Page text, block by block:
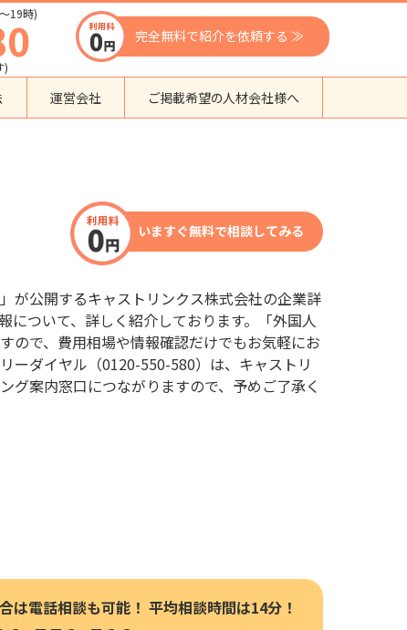
19時)
)
完全無料で紹介を依頼する ≫
登録支援機関
外国人紹介会社
外国人派遣会社
送り出し機関
運営会社 ご掲載希望の人材会社様へ
いますぐ無料で相談してみる
が公開するキャストリンクス株式会社の企業詳
について、詳しく紹介しております。「外国人
ので、費用相場や情報確認だけでもお気軽にお
ーダイヤル（0120-550-580）は、キャストリ
グ案内窓口につながりますので、予めご了承く
は電話相談も可能！ 平均相談時間は14分！